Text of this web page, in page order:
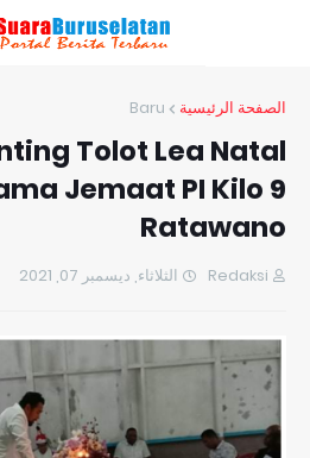
الصفحة الرئيسية Baru
Tolot Lea Natal
Jemaat PI Kilo 9
Ratawano
Redaksi الثلاثاء, ديسمبر 07, 2021